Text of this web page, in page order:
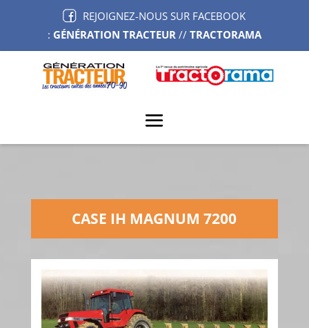
REJOIGNEZ-NOUS SUR FACEBOOK
: GÉNÉRATION TRACTEUR// TRACTORAMA
CASE IH MAGNUM 7200